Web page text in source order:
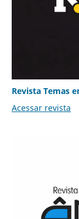
Revista Temas
Acessar revista